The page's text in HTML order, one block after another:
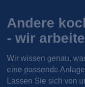
Andere
- wir
Wir wissen genau,
eine passende
Lassen Sie sich von